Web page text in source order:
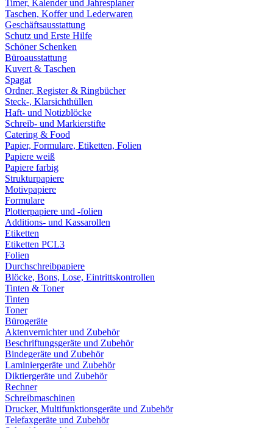
Timer, Kalender und Jahresplaner
Taschen, Koffer und Lederwaren
Geschäftsausstattung
Schutz und Erste Hilfe
Schöner Schenken
Büroausstattung
Kuvert & Taschen
Spagat
Ordner, Register & Ringbücher
Steck-, Klarsichthüllen
Haft- und Notizblöcke
Schreib- und Markierstifte
Catering & Food
Papier, Formulare, Etiketten, Folien
Papiere weiß
Papiere farbig
Strukturpapiere
Motivpapiere
Formulare
Plotterpapiere und -folien
Additions- und Kassarollen
Etiketten
Etiketten PCL3
Folien
Durchschreibpapiere
Blöcke, Bons, Lose, Eintrittskontrollen
Tinten & Toner
Tinten
Toner
Bürogeräte
Aktenvernichter und Zubehör
Beschriftungsgeräte und Zubehör
Bindegeräte und Zubehör
Laminiergeräte und Zubehör
Diktiergeräte und Zubehör
Rechner
Schreibmaschinen
Drucker, Multifunktionsgeräte und Zubehör
Telefaxgeräte und Zubehör